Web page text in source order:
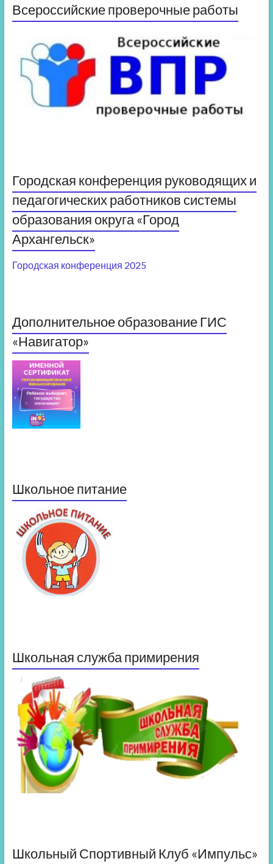
Всероссийские проверочные работы
Городская конференция руководящих и
педагогических работников системы
образования округа «Город
Архангельск»
Городская конференция 2025
Дополнительное образование ГИС
«Навигатор»
Школьное питание
Школьная служба примирения
Школьный Спортивный Клуб «Импульс»